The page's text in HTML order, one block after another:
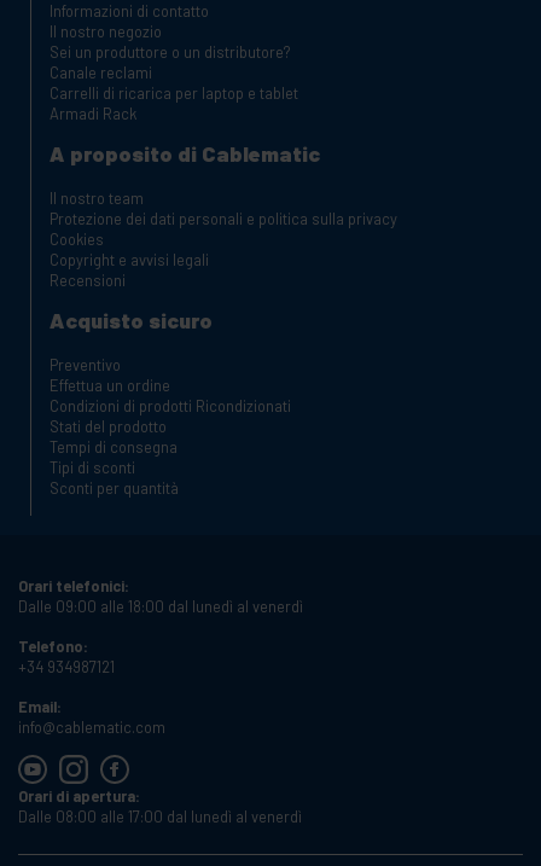
Informazioni di contatto
Il nostro negozio
Sei un produttore o un distributore?
Canale reclami
Carrelli di ricarica per laptop e tablet
Armadi Rack
A proposito di Cablematic
Il nostro team
Protezione dei dati personali e politica sulla privacy
Cookies
Copyright e avvisi legali
Recensioni
Acquisto sicuro
Preventivo
Effettua un ordine
Condizioni di prodotti Ricondizionati
Stati del prodotto
Tempi di consegna
Tipi di sconti
Sconti per quantità
Orari telefonici:
Dalle 09:00 alle 18:00 dal lunedì al venerdì
Telefono:
+34 934987121
Email:
info@cablematic.com
Orari di apertura:
Dalle 08:00 alle 17:00 dal lunedì al venerdì